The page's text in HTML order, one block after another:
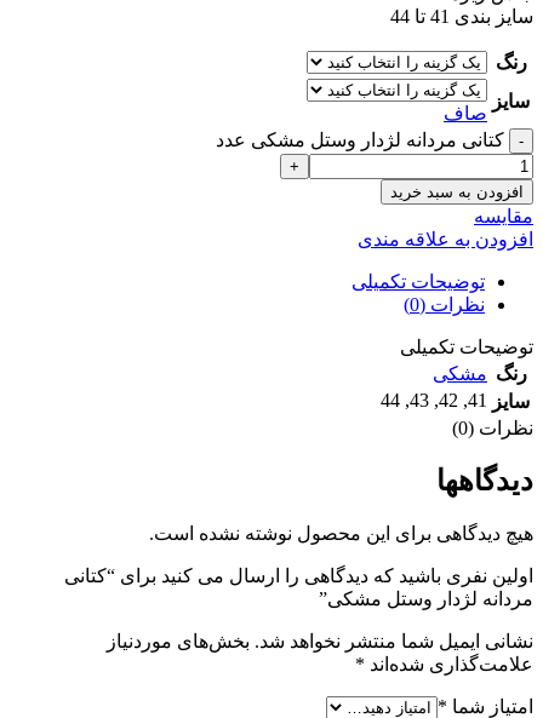
سایز بندی 41 تا 44
رنگ
سایز
صاف
کتانی مردانه لژدار وستل مشکی عدد
افزودن به سبد خرید
مقايسه
افزودن به علاقه مندی
توضیحات تکمیلی
نظرات (0)
توضیحات تکمیلی
رنگ مشکی
سایز
41
,
42
,
43
,
44
نظرات (0)
دیدگاهها
هیچ دیدگاهی برای این محصول نوشته نشده است.
اولین نفری باشید که دیدگاهی را ارسال می کنید برای “کتانی
مردانه لژدار وستل مشکی”
نشانی ایمیل شما منتشر نخواهد شد. بخش‌های موردنیاز
علامت‌گذاری شده‌اند *
امتیاز شما *